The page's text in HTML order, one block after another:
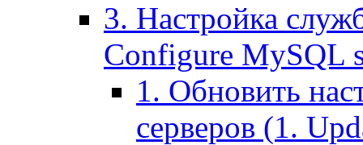
3. Настройка
Configure MySQL
1. Обновить
серверов (1.